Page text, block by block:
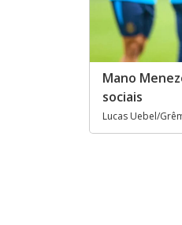
Mano
sociais
Lucas Uebel/